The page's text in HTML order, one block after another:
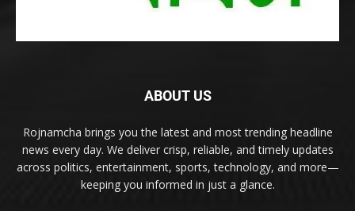
ABOUT US
Rojnamcha brings you the latest and most trending headline
news every day. We deliver crisp, reliable, and timely updates
across politics, entertainment, sports, technology, and more—
keeping you informed in just a glance.